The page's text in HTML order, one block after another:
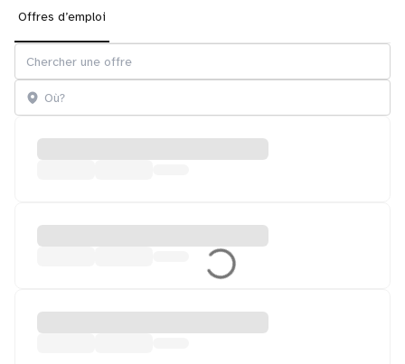
Offres d’emploi